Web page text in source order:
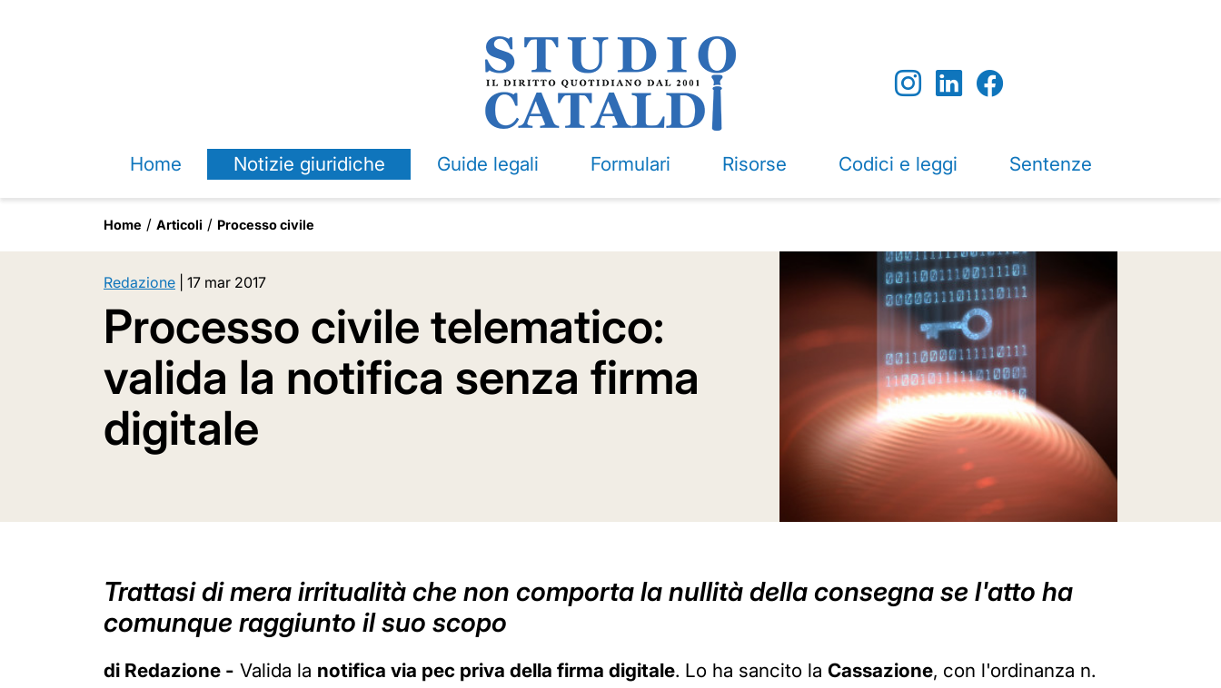
Home Notizie giuridiche Guide legali Formulari Risorse Codici e leggi Sentenze
Home Articoli Processo civile
Redazione 17 mar 2017
Processo civile telematico:
valida la notifica senza firma
digitale
Trattasi di mera irritualità che non comporta la nullità della consegna se l'atto ha
comunque raggiunto il suo scopo
di Redazione - Valida la notifica via pec priva della firma digitale. Lo ha sancito la Cassazione, con l'ordinanza n.